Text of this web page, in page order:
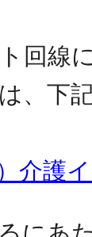
回線
、下
介護